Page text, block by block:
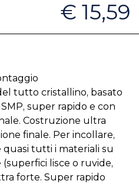
€ 15,59
tutto cristallino, basato
super rapido e con
Costruzione ultra
finale. Per incollare,
quasi tutti i materiali su
lisce o ruvide,
forte. Super rapido